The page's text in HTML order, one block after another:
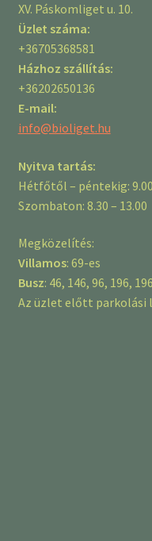
XV. Páskomliget u. 10.
Üzlet száma:
+36705368581
Házhoz szállítás:
+36202650136
E-mail:
info@bioliget.hu
Nyitva tartás:
Hétfőtől – péntekig: 9.00
Szombaton: 8.30 – 13.00
Megközelítés:
Villamos: 69-es
Busz: 46, 146, 96, 196,
Az üzlet előtt